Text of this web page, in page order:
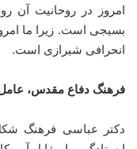
امروز در روحانیت آن
بسیجی است. زیرا ما
انحرافی شیرازی است.
فرهنگ دفاع مقدس، عامل
دکتر عباسی فرهنگ